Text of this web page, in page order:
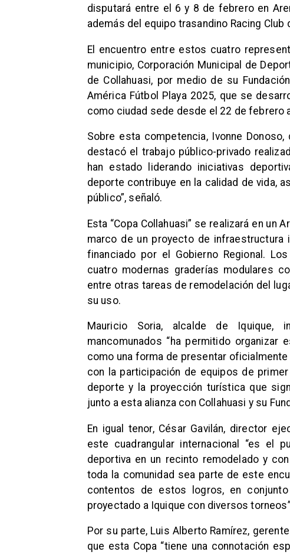
disputará entre el 6 y 8 de febrero en
además del equipo trasandino Racing Club
El encuentro entre estos cuatro
municipio, Corporación Municipal de
de Collahuasi, por medio de su
América Fútbol Playa 2025, que se
como ciudad sede desde el 22 de febrero
Sobre esta competencia, Ivonne
destacó el trabajo público-privado
han estado liderando iniciativas
deporte contribuye en la calidad de vida,
público”, señaló.
Esta “Copa Collahuasi” se realizará en un
marco de un proyecto de infraestructura
financiado por el Gobierno Regional.
cuatro modernas graderías modulares
entre otras tareas de remodelación del
su uso.
Mauricio Soria, alcalde de Iquique,
mancomunados “ha permitido organizar
como una forma de presentar
con la participación de equipos de
deporte y la proyección turística que
junto a esta alianza con Collahuasi y su
En igual tenor, César Gavilán, director
este cuadrangular internacional “es el
deportiva en un recinto remodelado y
toda la comunidad sea parte de este
contentos de estos logros, en
proyectado a Iquique con diversos
Por su parte, Luis Alberto Ramírez,
que esta Copa “tiene una connotación